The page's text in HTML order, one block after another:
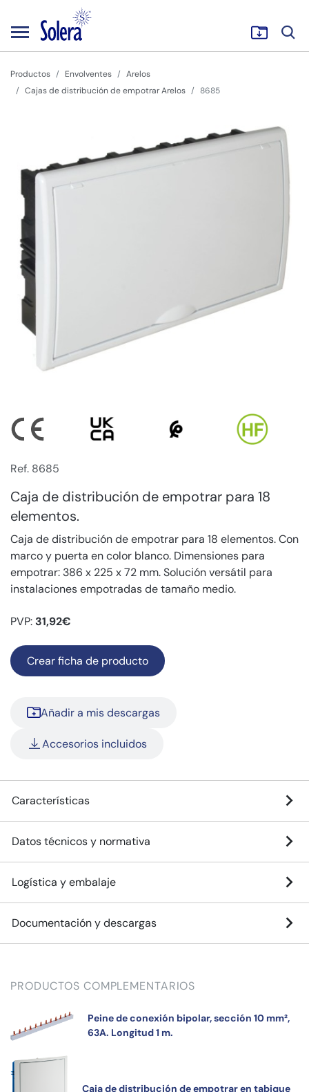
Productos Envolventes
Arelos
Cajas de distribución de empotrar Arelos
8685
Ref. 8685
Caja de distribución de empotrar para 18
elementos.
Caja de distribución de empotrar para 18 elementos. Con
marco y puerta en color blanco. Dimensiones para
empotrar: 386 x 225 x 72 mm. Solución versátil para
instalaciones empotradas de tamaño medio.
PVP: 31,92€
Crear ficha de producto
Añadir a mis descargas
Accesorios incluidos
Características
Datos técnicos y normativa
Logística y embalaje
Documentación y descargas
PRODUCTOS COMPLEMENTARIOS
Peine de conexión bipolar, sección 10 mm²,
63A. Longitud 1 m.
Caja de distribución de empotrar en tabique